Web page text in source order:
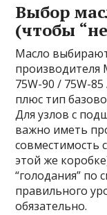
Выбор
(чтобы
Масло
производителя
75W-90 / 75W-
плюс тип
Для узлов с
важно иметь
совместимость
этой же
“голодания” по
правильного
обязательно.